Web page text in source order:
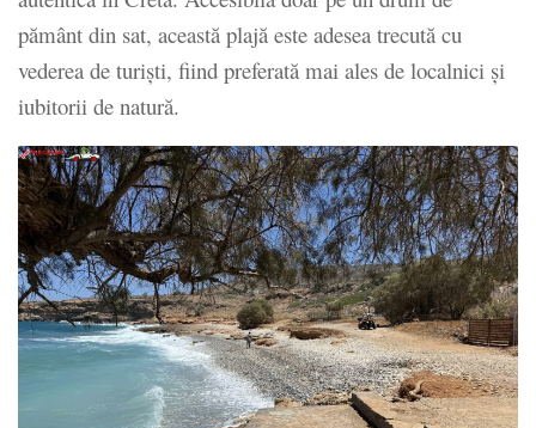
pământ din sat, această plajă este adesea trecută cu
vederea de turiști, fiind preferată mai ales de localnici și
iubitorii de natură.